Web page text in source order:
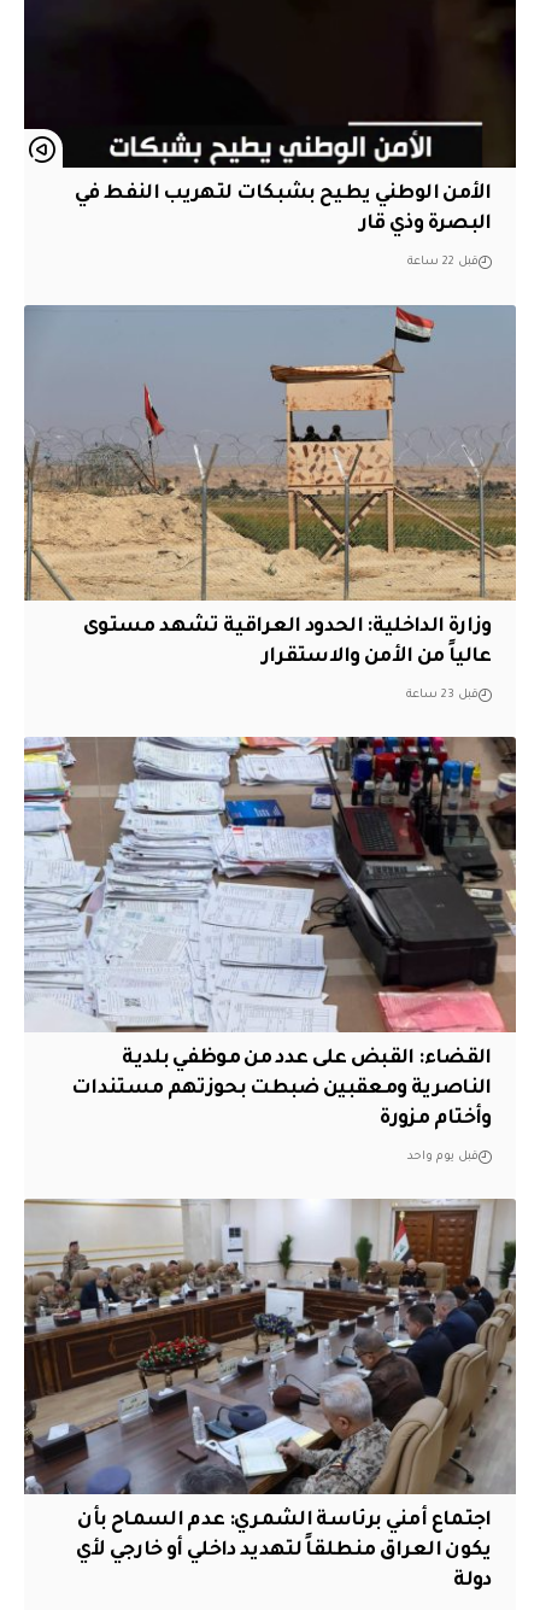
الأمن الوطني يطيح بشبكات لتهريب النفط في
البصرة وذي قار
قبل 22 ساعة
وزارة الداخلية: الحدود العراقية تشهد مستوى
عالياً من الأمن والاستقرار
قبل 23 ساعة
القضاء: القبض على عدد من موظفي بلدية
الناصرية ومعقبين ضبطت بحوزتهم مستندات
وأختام مزورة
قبل يوم واحد
اجتماع أمني برئاسة الشمري: عدم السماح بأن
يكون العراق منطلقاً لتهديد داخلي أو خارجي لأي
دولة